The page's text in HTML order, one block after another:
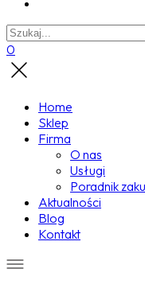
0
Home
Sklep
Firma
O nas
Usługi
Poradnik
Aktualności
Blog
Kontakt